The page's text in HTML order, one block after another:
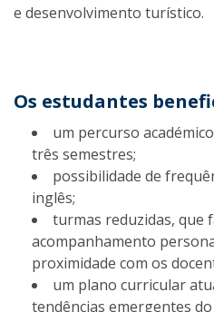
e desenvolvimento turístico.
Os estudantes
um percurso
três semestres;
possibilidade de
inglês;
turmas reduzidas, que
acompanhamento
proximidade com os
um plano curricular
tendências emergentes